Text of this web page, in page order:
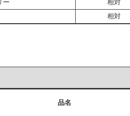
ー
相対
相対
品名